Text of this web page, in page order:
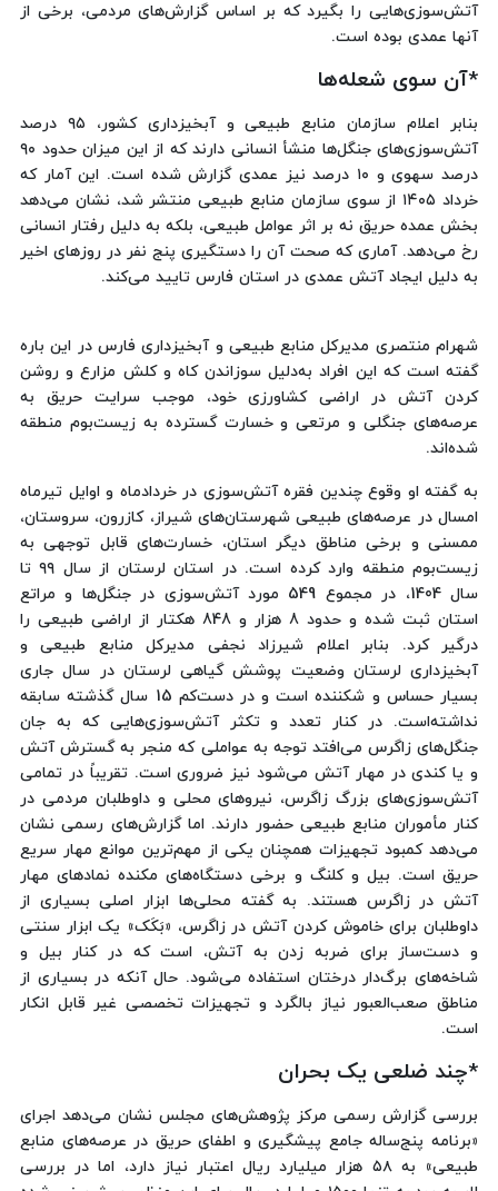
آتش‌سوزی‌هایی را بگیرد که بر اساس گزارش‌های مردمی، برخی از
آنها عمدی بوده است.
*آن سوی شعله‌ها
بنابر اعلام سازمان منابع طبیعی و آبخیزداری کشور، ۹۵ درصد
آتش‌سوزی‌های جنگل‌ها منشأ انسانی دارند که از این میزان حدود ۹۰
درصد سهوی و ۱۰ درصد نیز عمدی گزارش شده است. این آمار که
خرداد ۱۴۰۵ از سوی سازمان منابع طبیعی منتشر شد، نشان می‌دهد
بخش عمده حریق نه بر اثر عوامل طبیعی، بلکه به دلیل رفتار انسانی
رخ می‌دهد. آماری که صحت آن را دستگیری پنج نفر در روزهای اخیر
به دلیل ایجاد آتش عمدی در استان فارس تایید می‌کند.
شهرام منتصری مدیرکل منابع طبیعی و آبخیزداری فارس در این باره
گفته است که این افراد به‌دلیل سوزاندن کاه و کلش مزارع و روشن
کردن آتش در اراضی کشاورزی خود، موجب سرایت حریق به
عرصه‌های جنگلی و مرتعی و خسارت گسترده به زیست‌بوم منطقه
شده‌اند.
به گفته او وقوع چندین فقره آتش‌سوزی در خردادماه و اوایل تیرماه
امسال در عرصه‌های طبیعی شهرستان‌های شیراز، کازرون، سروستان،
ممسنی و برخی مناطق دیگر استان، خسارت‌های قابل ‌توجهی به
زیست‌بوم منطقه وارد کرده است. در استان لرستان از سال ۹۹ تا
سال 1404، در مجموع 549 مورد آتش‌سوزی در جنگل‌ها و مراتع
استان ثبت شده و حدود 8 هزار و 848 هکتار از اراضی طبیعی را
درگیر کرد. بنابر اعلام شیرزاد نجفی مدیرکل منابع طبیعی و
آبخیزداری لرستان وضعیت پوشش گیاهی لرستان در سال جاری
بسیار حساس و شکننده است و در دست‌کم 15 سال گذشته سابقه
نداشته‌است. در کنار تعدد و تکثر آتش‌سوزی‌هایی که به جان
جنگل‌های زاگرس می‌افتد توجه به عواملی که منجر به گسترش آتش
و یا کندی در مهار آتش می‌شود نیز ضروری است. تقریباً در تمامی
آتش‌سوزی‌های بزرگ زاگرس، نیروهای محلی و داوطلبان مردمی در
کنار مأموران منابع طبیعی حضور دارند. اما گزارش‌های رسمی نشان
می‌دهد کمبود تجهیزات همچنان یکی از مهم‌ترین موانع مهار سریع
حریق است. بیل و کلنگ و برخی دستگاه‌های مکنده نمادهای مهار
آتش در زاگرس هستند. به گفته محلی‌ها ابزار اصلی بسیاری از
داوطلبان برای خاموش کردن آتش در زاگرس، «بَکَک» یک ابزار سنتی
و دست‌ساز برای ضربه زدن به آتش، است که در کنار بیل و
شاخه‌های برگ‌دار درختان استفاده می‌شود. حال آنکه در بسیاری از
مناطق صعب‌العبور نیاز بالگرد و تجهیزات تخصصی غیر قابل انکار
است.
*چند ضلعی یک بحران
بررسی گزارش رسمی مرکز پژوهش‌های مجلس نشان می‌دهد اجرای
«برنامه پنج‌ساله جامع پیشگیری و اطفای حریق در عرصه‌های منابع
طبیعی» به ۵۸ هزار میلیارد ریال اعتبار نیاز دارد، اما در بررسی